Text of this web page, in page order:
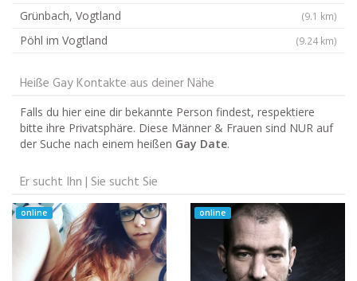
Grünbach, Vogtland (9.1 km)
Pöhl im Vogtland (9.24 km)
Heiße Gay Kontakte aus deiner Nähe
Falls du hier eine dir bekannte Person findest, respektiere
bitte ihre Privatsphäre. Diese Männer & Frauen sind NUR auf
der Suche nach einem heißen Gay Date.
Er sucht Ihn | Sie sucht Sie
online online